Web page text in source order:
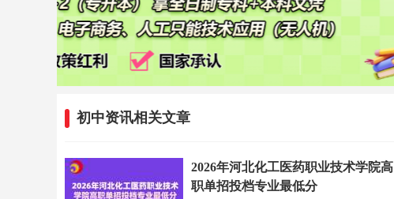
初中资讯相关文章
2026年河北化工医药职业技术学院高
职单招投档专业最低分